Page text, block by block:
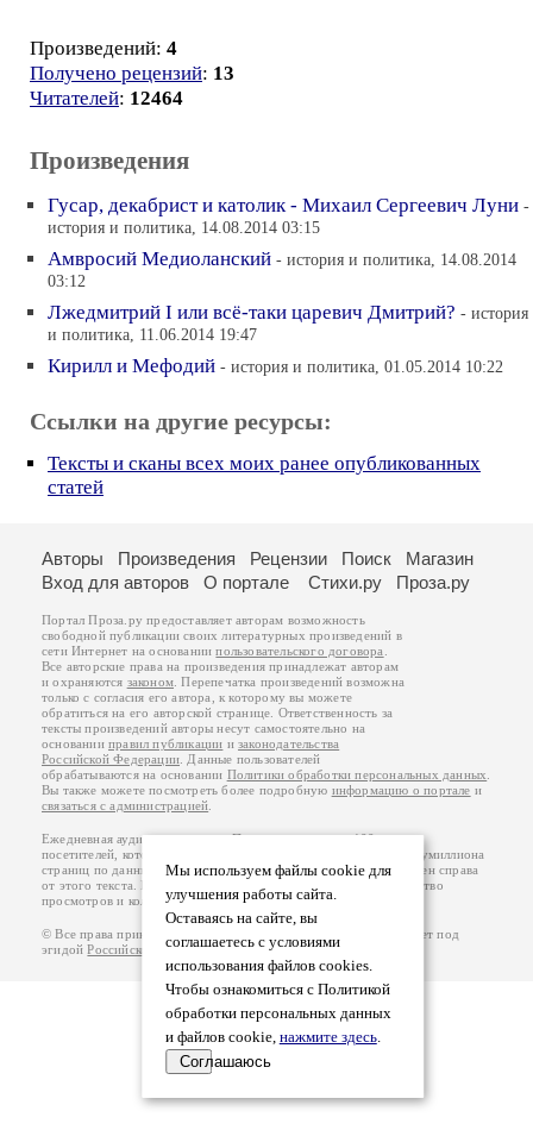
Произведений: 4
Получено рецензий: 13
Читателей: 12464
Произведения
Гусар, декабрист и католик - Михаил Сергеевич Луни -
история и политика, 14.08.2014 03:15
Амвросий Медиоланский - история и политика, 14.08.2014
03:12
Лжедмитрий I или всё-таки царевич Дмитрий? - история
и политика, 11.06.2014 19:47
Кирилл и Мефодий - история и политика, 01.05.2014 10:22
Ссылки на другие ресурсы:
Тексты и сканы всех моих ранее опубликованных
статей
Мы используем файлы cookie для
улучшения работы сайта.
Оставаясь на сайте, вы
соглашаетесь с условиями
использования файлов cookies.
Чтобы ознакомиться с Политикой
обработки персональных данных
и файлов cookie, нажмите здесь.
Соглашаюсь
Авторы Произведения Рецензии Поиск
Магазин
Вход для авторов
О портале Стихи.ру Проза.ру
Портал Проза.ру предоставляет авторам возможность
свободной публикации своих литературных произведений в
сети Интернет на основаниипользовательского договора
Все авторские права на произведения принадлежат авторам
и охраняются законом . Перепечатка произведений возможна
только с согласия его автора, к которому вы можете
обратиться на его авторской странице. Ответственность за
тексты произведений авторы несут самостоятельно на
основанииправил публикации изаконодательства
Российской Федерации . Данные пользователей
обрабатываются на основании Политики обработки персональных данных
Вы также можете посмотреть более подробную информацию о портале и
связаться с администрацией
Ежедневная аудитория портала Проза.ру – порядка 100 тысяч
посетителей, которые в общей сумме просматривают более полумиллиона
страниц по данным счетчика посещаемости, который расположен справа
от этого текста. В каждой графе указано по две цифры: количество
просмотров и количество посетителей.
© Все права принадлежат авторам, 2000-2026. Портал работает под
эгидойРоссийского союза писателей.18+